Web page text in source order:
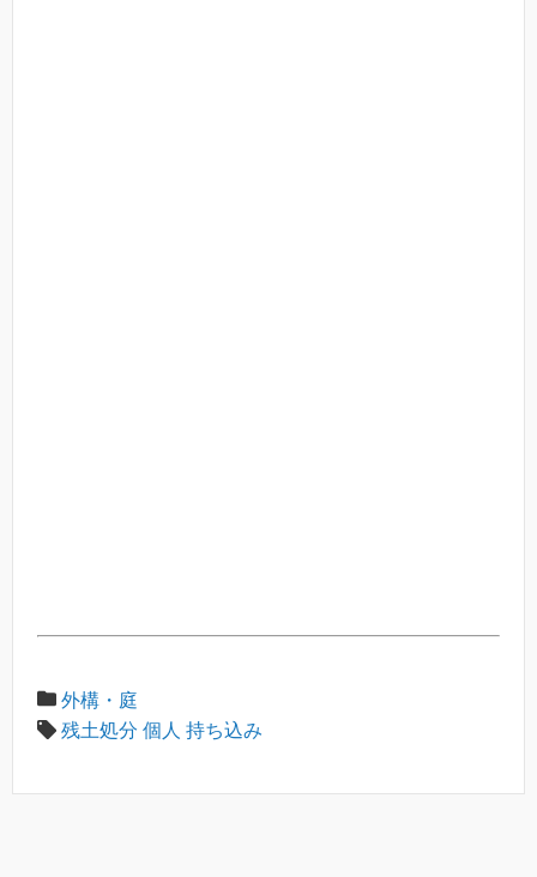
外構・庭
残土処分 個人 持ち込み